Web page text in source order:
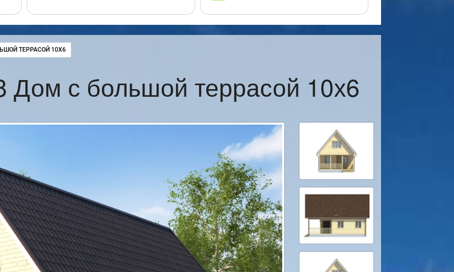
ТЕРРАСОЙ 10Х6
с большой террасой 10х6